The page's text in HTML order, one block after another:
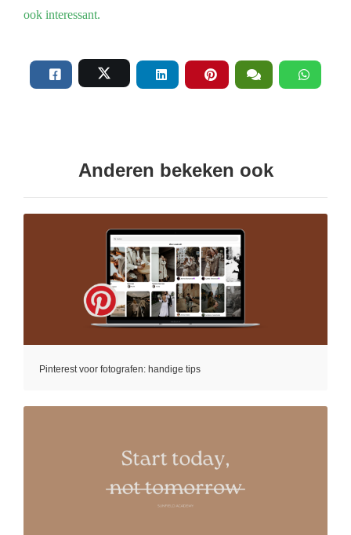
ook interessant.
Anderen bekeken ook
Pinterest voor fotografen: handige tips